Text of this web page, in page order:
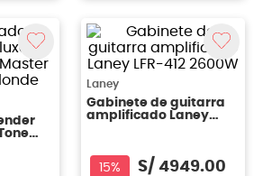
Laney
Gabinete de guitarra
amplificado Laney
15% S/ 4949.00